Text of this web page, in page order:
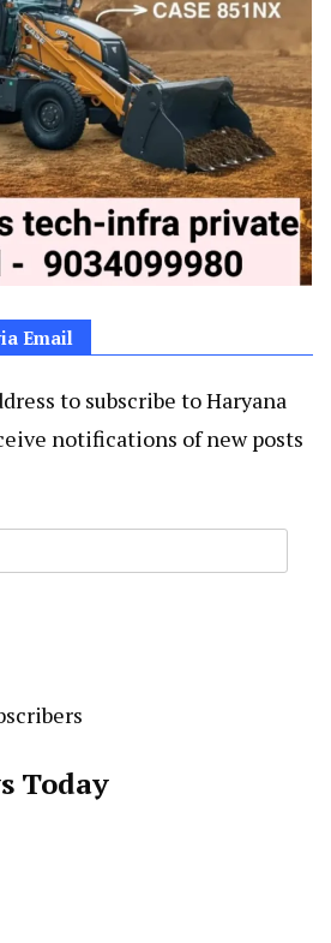
Email
to subscribe to Haryana
notifications of new posts
Today